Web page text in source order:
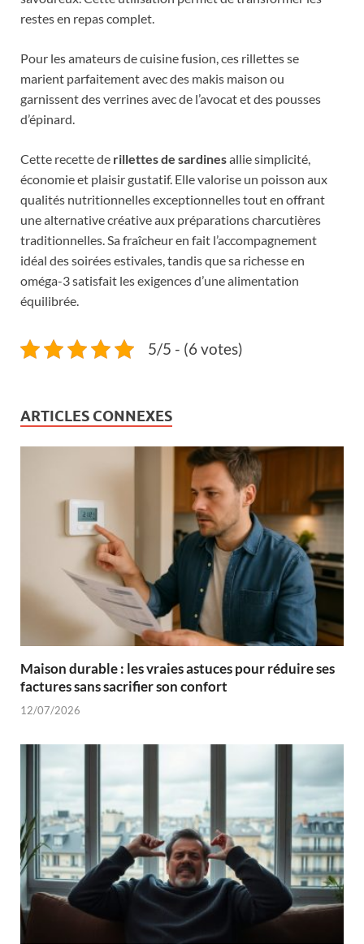
restes en repas complet.
Pour les amateurs de cuisine fusion, ces rillettes se
marient parfaitement avec des makis maison ou
garnissent des verrines avec de l’avocat et des pousses
d’épinard.
Cette recette de rillettes de sardinesallie simplicité,
économie et plaisir gustatif. Elle valorise un poisson aux
qualités nutritionnelles exceptionnelles tout en offrant
une alternative créative aux préparations charcutières
traditionnelles. Sa fraîcheur en fait l’accompagnement
idéal des soirées estivales, tandis que sa richesse en
oméga-3 satisfait les exigences d’une alimentation
équilibrée.
5/5 - (6 votes)
ARTICLES CONNEXES
Maison durable : les vraies astuces pour réduire ses
factures sans sacrifier son confort
12/07/2026